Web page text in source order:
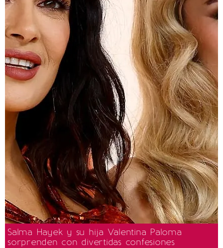
Salma Hayek y su hija Valentina Paloma
sorprenden con divertidas confesiones